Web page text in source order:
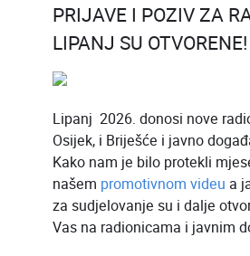
PRIJAVE I POZIV ZA
LIPANJ SU OTVORENE!
Lipanj 2026. donosi nove
Osijek, i Briješće i javno
Kako nam je bilo protekli
našem promotivnom videu a
za sudjelovanje su i dalje
Vas na radionicama i javnim